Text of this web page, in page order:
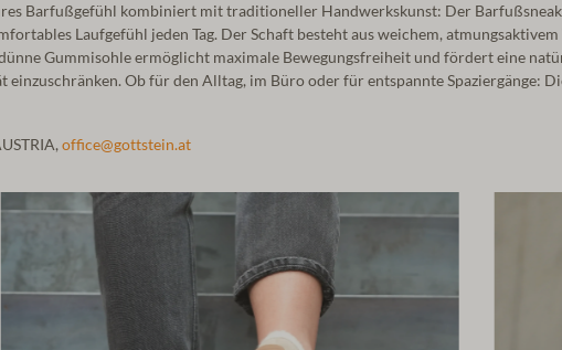
Barfußgefühl kombiniert mit traditioneller Handwerkskunst: Der
Laufgefühl jeden Tag. Der Schaft besteht aus weichem,
Gummisohle ermöglicht maximale Bewegungsfreiheit und fördert eine
Ob für den Alltag, im Büro oder für entspannte Spaziergänge:
office@gottstein.at